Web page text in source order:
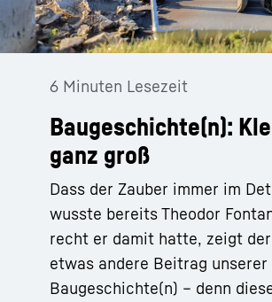
6 Minuten Lesezeit
Baugeschichte(n):
ganz groß
Dass der Zauber immer im
wusste bereits Theodor
recht er damit hatte, zeigt
etwas andere Beitrag unserer
Baugeschichte(n) – denn